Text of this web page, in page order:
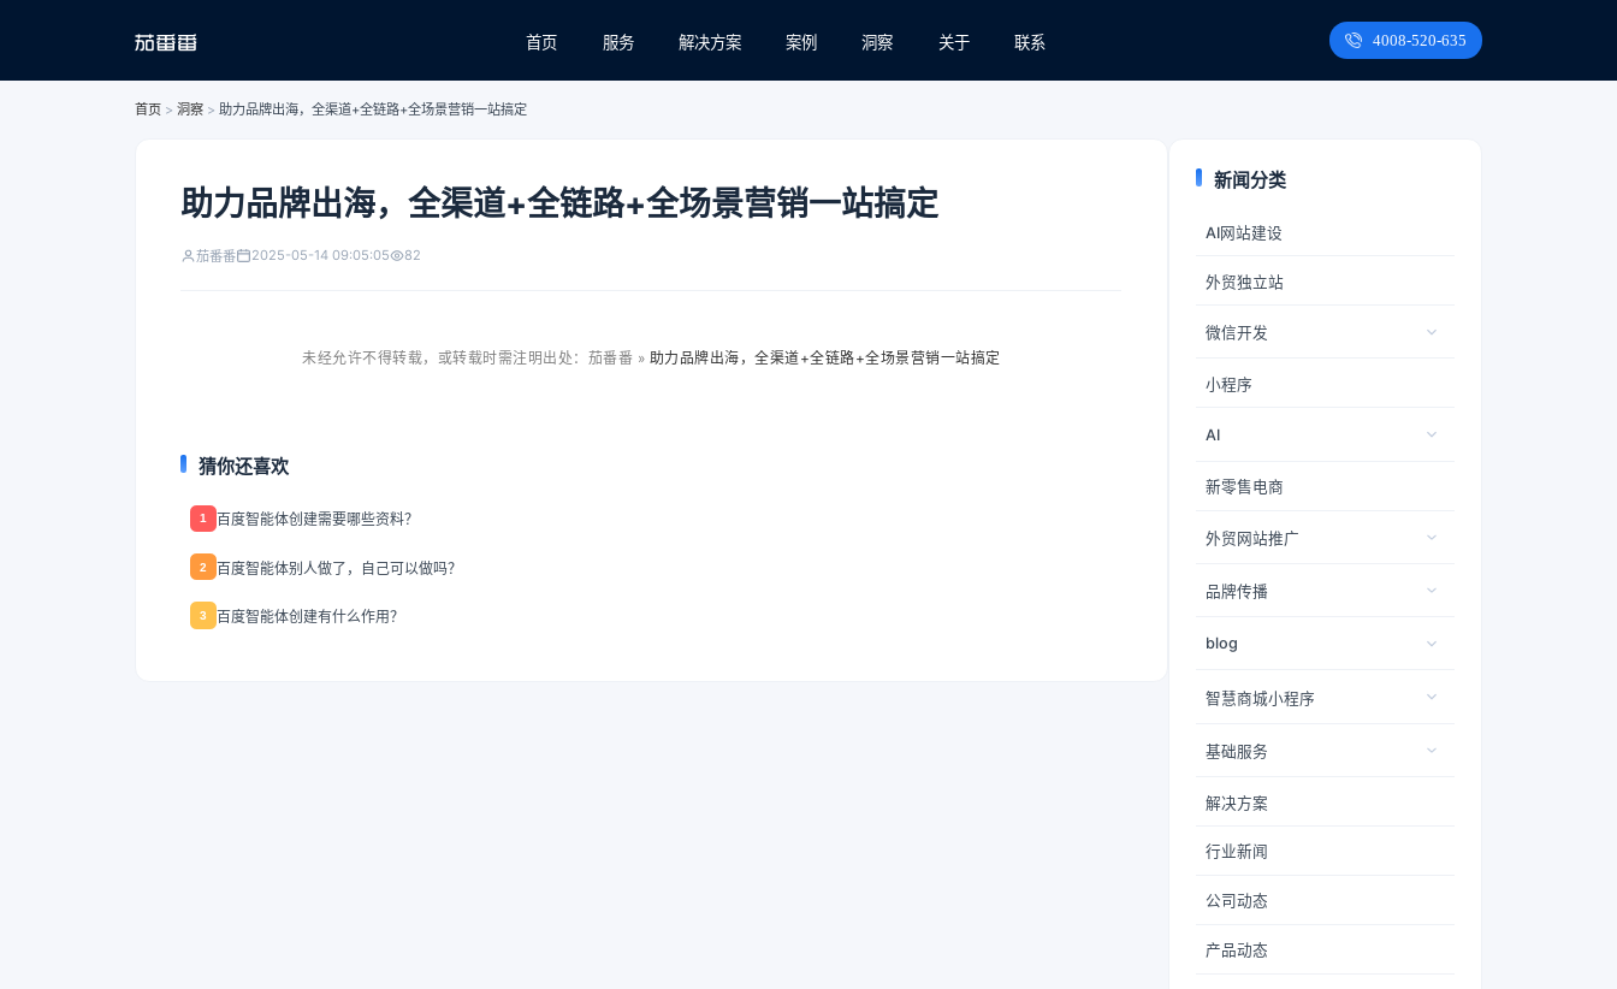
首页 服务 解决方案 案例 洞察 关于 联系 4008-520-635
首页 > 洞察 > 助力品牌出海，全渠道+全链路+全场景营销一站搞定
助力品牌出海，全渠道+全链路+全场景营销一站搞定
茄番番 2025-05-14 09:05:05 82
未经允许不得转载，或转载时需注明出处：茄番番 » 助力品牌出海，全渠道+全链路+全场景营销一站搞定
猜你还喜欢
1 百度智能体创建需要哪些资料？
2 百度智能体别人做了，自己可以做吗？
3 百度智能体创建有什么作用？
新闻分类
AI网站建设
外贸独立站
微信开发
小程序
AI
新零售电商
外贸网站推广
品牌传播
blog
智慧商城小程序
基础服务
解决方案
行业新闻
公司动态
产品动态